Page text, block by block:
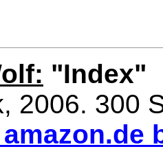
"Index"
2006. 300